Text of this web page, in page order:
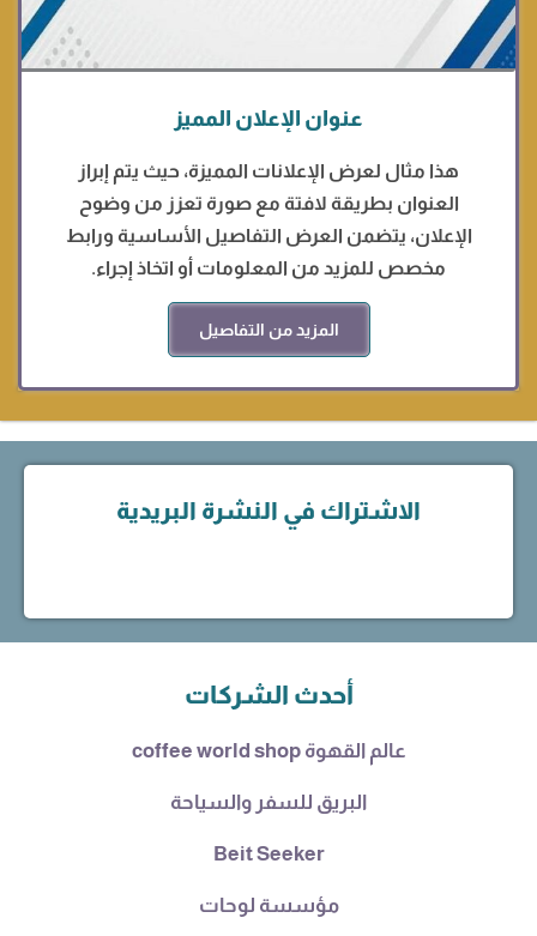
عنوان الإعلان المميز
هذا مثال لعرض الإعلانات المميزة، حيث يتم إبراز
العنوان بطريقة لافتة مع صورة تعزز من وضوح
الإعلان، يتضمن العرض التفاصيل الأساسية ورابط
مخصص للمزيد من المعلومات أو اتخاذ إجراء.
المزيد من التفاصيل
الاشتراك في النشرة البريدية
أحدث الشركات
عالم القهوة coffee world shop
البريق للسفر والسياحة
Beit Seeker
مؤسسة لوحات